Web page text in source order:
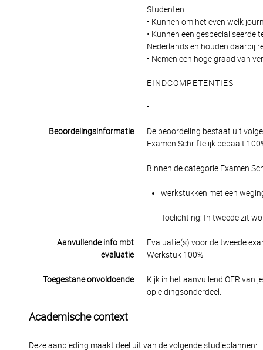
Studenten
• Kunnen om het even welk
• Kunnen een gespecialiseerde
Nederlands en houden daarbij
• Nemen een hoge graad van
EINDCOMPETENTIES
-
Beoordelingsinformatie
De beoordeling bestaat uit
Examen Schriftelijk bepaalt
Binnen de categorie Examen
werkstukken met een
Toelichting: In tweede zit
Aanvullende info mbt
evaluatie
Evaluatie(s) voor de tweede
Werkstuk 100%
Toegestane onvoldoende
Kijk in het aanvullend OER van
opleidingsonderdeel.
Academische context
Deze aanbieding maakt deel uit van de volgende studieplannen: